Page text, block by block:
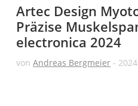
Artec Design
Präzise
electronica 2024
vonAndreas Bergmeier -